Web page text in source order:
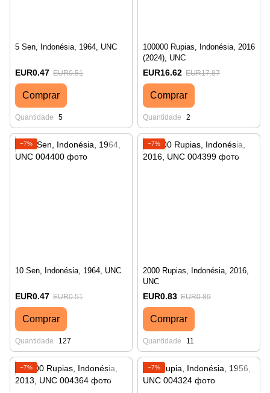
5 Sen, Indonésia, 1964, UNC
EUR0.47 EUR0.51
Comprar
Quantidade 5
100000 Rupias, Indonésia, 2016
(2024), UNC
EUR16.62 EUR17.87
Comprar
Quantidade 2
−7%
10 Sen, Indonésia, 1964, UNC
EUR0.47 EUR0.51
Comprar
Quantidade 127
−7%
2000 Rupias, Indonésia, 2016,
UNC
EUR0.83 EUR0.89
Comprar
Quantidade 11
−7% −7%